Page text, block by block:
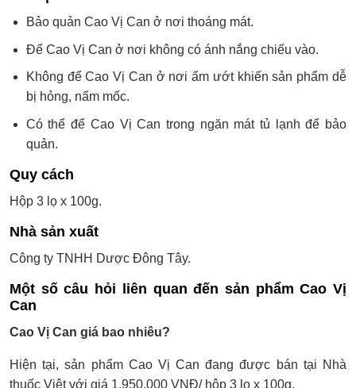
Bảo quản Cao Vị Can ở nơi thoáng mát.
Để Cao Vị Can ở nơi không có ánh nắng chiếu vào.
Không để Cao Vị Can ở nơi ẩm ướt khiến sản phẩm dễ
bị hỏng, nấm mốc.
Có thể để Cao Vị Can trong ngăn mát tủ lạnh để bảo
quản.
Quy cách
Hộp 3 lọ x 100g.
Nhà sản xuất
Công ty TNHH Dược Đông Tây.
Một số câu hỏi liên quan đến sản phẩm Cao Vị
Can
Cao Vị Can giá bao nhiêu?
Hiện tại, sản phẩm Cao Vị Can đang được bán tại Nhà
thuốc Việt với giá 1.950.000 VNĐ/ hộp 3 lọ x 100g.